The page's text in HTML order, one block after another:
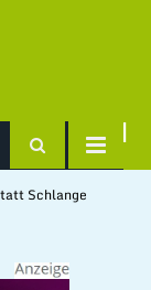
Schlange